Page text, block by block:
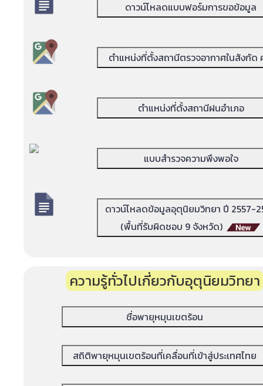
ดาวน์โหลดแบบฟอร์มการขอข้อมูล
ตำแหน่งที่ตั้งสถานีตรวจอากาศในสังกัด
ตำแหน่งที่ตั้งสถานีฝนอำเภอ
แบบสำรวจความพึงพอใจ
ดาวน์โหลดข้อมูลอุตุนิยมวิทยา ปี 2557-
(พื้นที่รับผิดชอบ 9 จังหวัด)
ความรู้ทั่วไปเกี่ยวกับอุตุนิยมวิทยา
ชื่อพายุหมุนเขตร้อน
สถิติพายุหมุนเขตร้อนที่เคลื่อนที่เข้าสู่ประเทศไทย